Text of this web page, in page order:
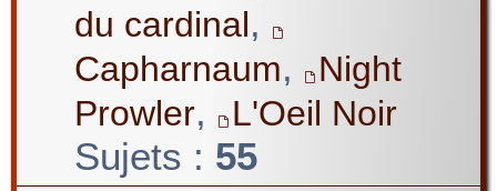
du cardinal,
Capharnaum,
Night
Prowler, L'Oeil Noir
Sujets : 55